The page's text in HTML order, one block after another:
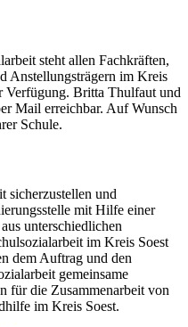
steht allen Fachkräften,
Anstellungsträgern im Kreis
Verfügung. Britta Thulfaut und
Mail erreichbar. Auf Wunsch
Schule.
sicherzustellen und
mit Hilfe einer
unterschiedlichen
im Kreis Soest
dem Auftrag und den
gemeinsame
für die Zusammenarbeit von
im Kreis Soest.